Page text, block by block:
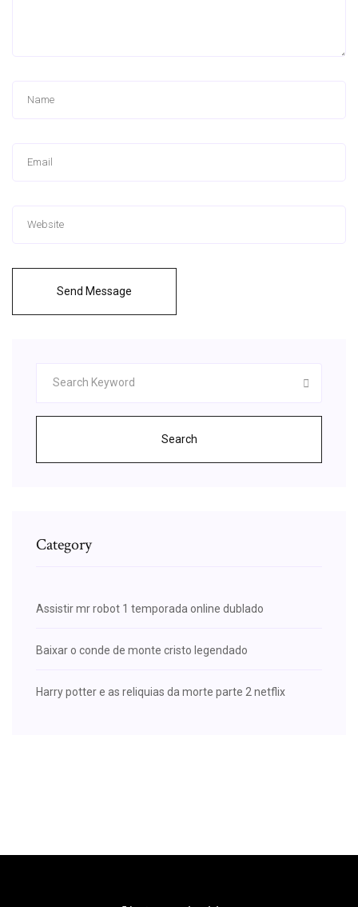
Send Message
Search
Category
Assistir mr robot 1 temporada online dublado
Baixar o conde de monte cristo legendado
Harry potter e as reliquias da morte parte 2 netflix